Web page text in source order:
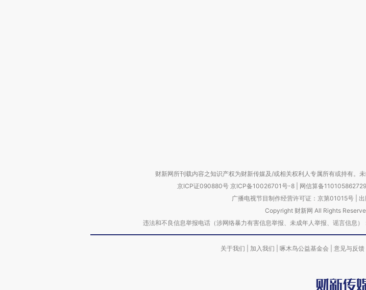
财新网所刊载内容之知识产权为财新传媒及/或相关权利人专属所有或持有。
京ICP证090880号 京ICP备10026701号-8 网信算备
广播电视节目制作经营许可证：京第01015号|
Copyright 财新网 All Rights
违法和不良信息举报电话（涉网络暴力有害信息举报、未成年人举报、谣言信
关于我们 加入我们 啄木鸟公益基金会 意见与反馈